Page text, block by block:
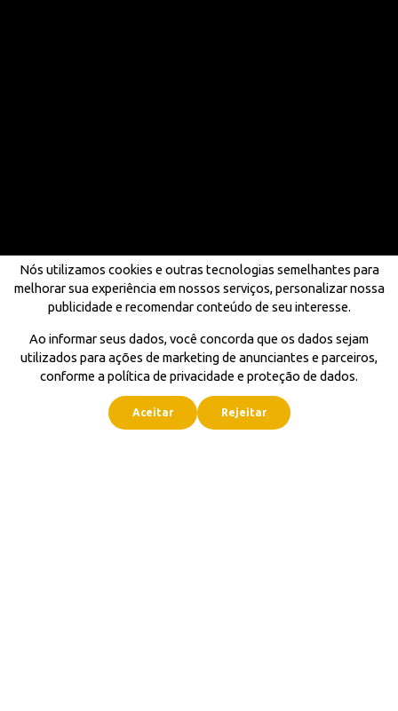
Nós utilizamos cookies e outras tecnologias semelhantes para
melhorar sua experiência em nossos serviços, personalizar nossa
publicidade e recomendar conteúdo de seu interesse.
Ao informar seus dados, você concorda que os dados sejam
utilizados para ações de marketing de anunciantes e parceiros,
conforme a política de privacidade e proteção de dados.
Aceitar Rejeitar